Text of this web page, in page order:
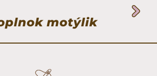
medvedíka 31 cm